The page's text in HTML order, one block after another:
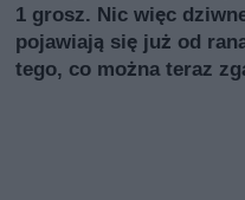
1 grosz. Nic więc
pojawiają się już od
tego, co można teraz